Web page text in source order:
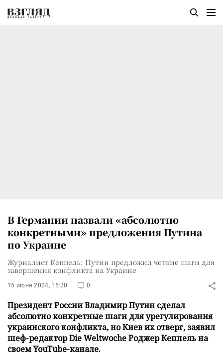
В Германии назвали «абсолютно
конкретными» предложения Путина
по Украине
Журналист Кеппель: Путин предложил четкие шаги для
завершения конфликта на Украине
15 июня 2024, 15:20 0
Президент России Владимир Путин сделал
абсолютно конкретные шаги для урегулирования
украинского конфликта, но Киев их отверг, заявил
шеф-редактор Die Weltwoche Роджер Кеппель на
своем YouTube-канале.